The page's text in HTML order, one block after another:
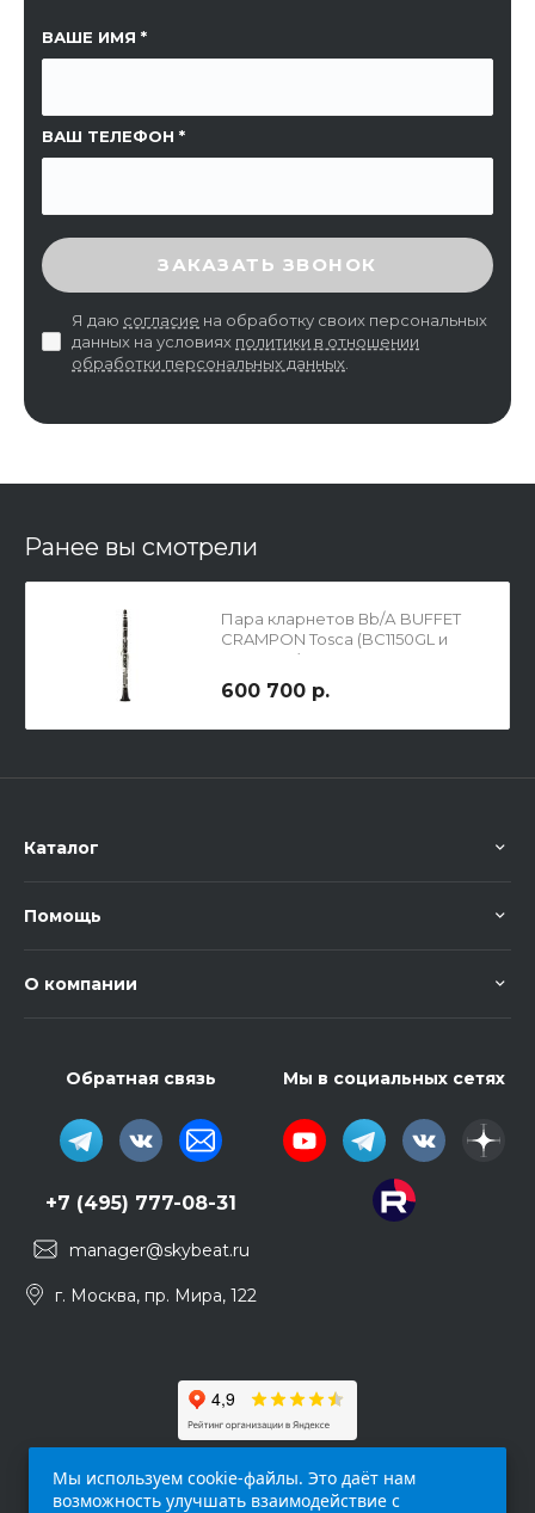
ВАШЕ ИМЯ
ВАШ ТЕЛЕФОН
ССЫЛКА НА СТРАНИЦУ
ВВЕДИТЕ ПРОВЕРОЧНЫЙ КОД
ЗАКАЗАТЬ ЗВОНОК
Я даю согласие на обработку своих персональных
данных на условиях политики в отношении
обработки персональных данных
Ранее вы смотрели
Пара кларнетов Вb/А BUFFET
CRAMPON Tosca (BC1150GL и
BC1250GL)
600 700 р.
Каталог
Помощь
О компании
Обратная связь
+7 (495) 777-08-31
manager@skybeat.ru
г. Москва, пр. Мира, 122
Мы в социальных сетях
Мы используем cookie-файлы. Это даёт нам
возможность улучшать взаимодействие с